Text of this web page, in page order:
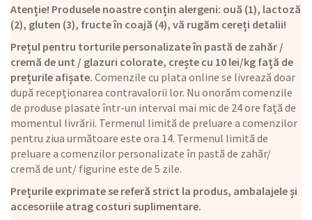
Atenție! Produsele noastre conțin alergeni: ouă (1), lactoză
(2), gluten (3), fructe în coajă (4), vă rugăm cereți detalii!
Prețul pentru torturile personalizate în pastă de zahăr /
cremă de unt / glazuri colorate, crește cu 10 lei/kg față de
prețurile afișate. Comenzile cu plata online se livrează doar
după recepționarea contravalorii lor. Nu onorăm comenzile
de produse plasate într-un interval mai mic de 24 ore față de
momentul livrării. Termenul limită de preluare a comenzilor
pentru ziua următoare este ora 14. Termenul limită de
preluare a comenzilor personalizate în pastă de zahăr/
cremă de unt/ figurine este de 5 zile.
Prețurile exprimate se referă strict la produs, ambalajele și
accesoriile atrag costuri suplimentare.